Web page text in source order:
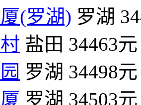
(罗湖) 罗湖
盐田 34463元
罗湖 34498元
罗湖 34503元